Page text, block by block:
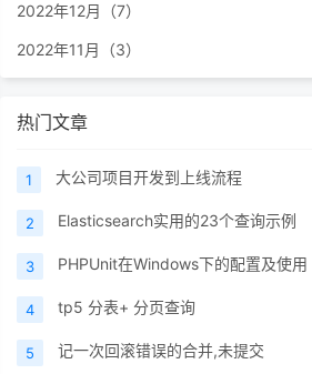
2022年12月（7）
2022年11月（3）
热门文章
1 大公司项目开发到上线流程
2 Elasticsearch实用的23个查询示例
3 PHPUnit在Windows下的配置及使用
4 tp5 分表+ 分页查询
5 记一次回滚错误的合并,未提交